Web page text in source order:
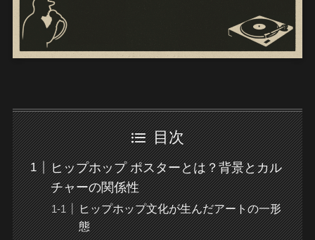
目次
ヒップホップ ポスターとは？背景とカル
チャーの関係性
ヒップホップ文化が生んだアートの一形
態